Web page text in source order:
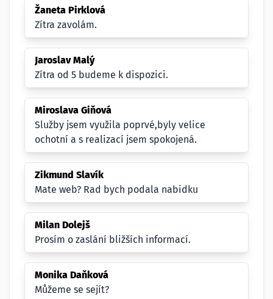
Žaneta Pirklová
Zítra zavolám.
Jaroslav Malý
Zítra od 5 budeme k dispozici.
Miroslava Giňová
Služby jsem využila poprvé,byly velice
ochotní a s realizací jsem spokojená.
Zikmund Slavík
Mate web? Rad bych podala nabidku
Milan Dolejš
Prosím o zaslání bližších informací.
Monika Daňková
Můžeme se sejít?